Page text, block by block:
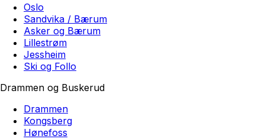
Oslo
Sandvika / Bærum
Asker og Bærum
Lillestrøm
Jessheim
Ski og Follo
Drammen og Buskerud
Drammen
Kongsberg
Hønefoss